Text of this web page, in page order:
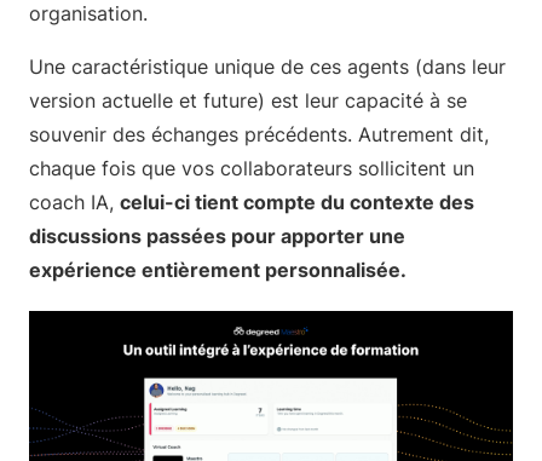
organisation.
Une caractéristique unique de ces agents (dans leur
version actuelle et future) est leur capacité à se
souvenir des échanges précédents. Autrement dit,
chaque fois que vos collaborateurs sollicitent un
coach IA, celui-ci tient compte du contexte des
discussions passées pour apporter une
expérience entièrement personnalisée.